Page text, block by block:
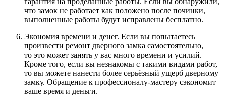
что замок не работает как положено после починки,
выполненные работы будут исправлены бесплатно.
Экономия времени и денег. Если вы попытаетесь
произвести ремонт дверного замка самостоятельно,
то это может занять у вас много времени и усилий.
Кроме того, если вы незнакомы с такими видами работ,
то вы можете нанести более серьёзный ущерб дверному
замку. Обращение к профессионалу-мастеру сэкономит
ваше время и деньги.